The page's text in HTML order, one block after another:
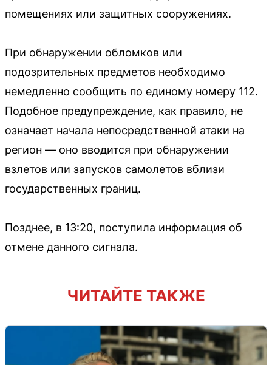
помещениях или защитных сооружениях.
При обнаружении обломков или
подозрительных предметов необходимо
немедленно сообщить по единому номеру 112.
Подобное предупреждение, как правило, не
означает начала непосредственной атаки на
регион — оно вводится при обнаружении
взлетов или запусков самолетов вблизи
государственных границ.
Позднее, в 13:20, поступила информация об
отмене данного сигнала.
ЧИТАЙТЕ ТАКЖЕ